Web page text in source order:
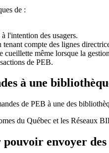
de :
l'intention des usagers.
compte des lignes
même lorsque la
de PEB.
à une
de PEB à une des
du Québec et les Réseaux
envoyer